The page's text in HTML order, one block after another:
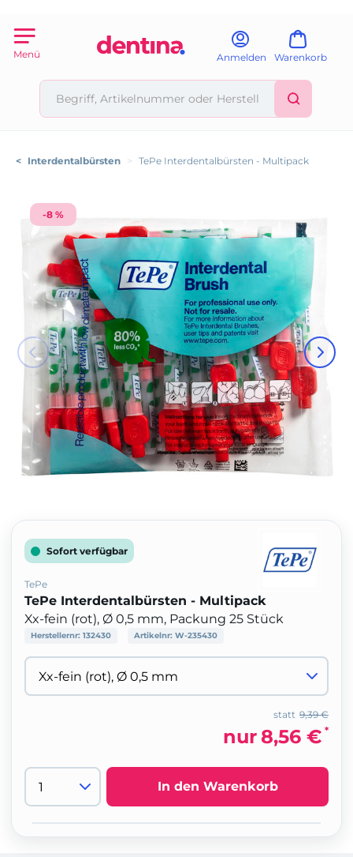
Menü Anmelden Warenkorb
< Interdentalbürsten > TePe Interdentalbürsten - Multipack
-8 %
Sofort verfügbar
TePe
TePe Interdentalbürsten - Multipack
Xx-fein (rot), Ø 0,5 mm, Packung 25 Stück
Herstellernr: 132430 Artikelnr: W-235430
9,39 €
statt
nur 8,56 € *
In den Warenkorb